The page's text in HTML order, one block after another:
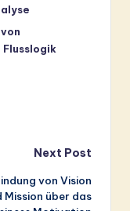
Next Post
von Vision
Mission über das